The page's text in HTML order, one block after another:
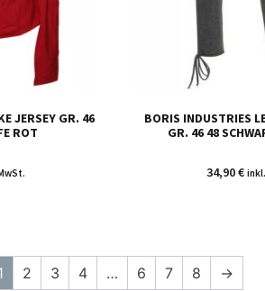
JERSEY GR. 46
ROT
BORIS INDUSTRIES
GR. 46 48
34,90€
2 3 4 … 6 7 8 →